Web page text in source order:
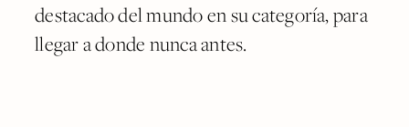
destacado del mundo en su categoría, para
llegar a donde nunca antes.